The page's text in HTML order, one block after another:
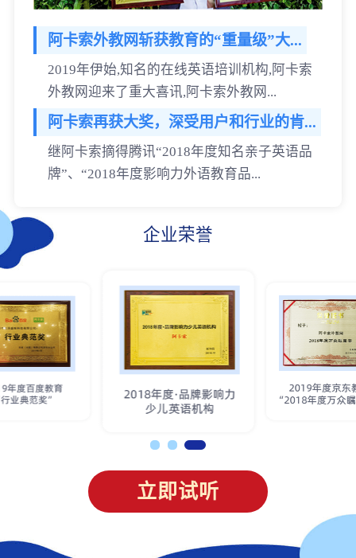
阿卡索外教网斩获教育的“重量级”大...
2019年伊始,知名的在线英语培训机构,阿卡索
外教网迎来了重大喜讯,阿卡索外教网...
阿卡索再获大奖，深受用户和行业的肯...
继阿卡索摘得腾讯“2018年度知名亲子英语品
牌”、“2018年度影响力外语教育品...
企业荣誉
立即试听